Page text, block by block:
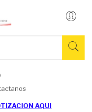
AQUI